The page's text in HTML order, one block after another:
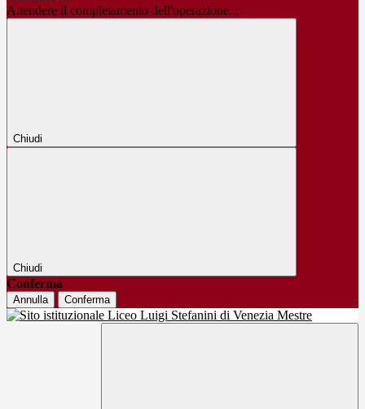
Attendere il completamento dell'operazione...
Chiudi
Chiudi
Conferma
Annulla Conferma